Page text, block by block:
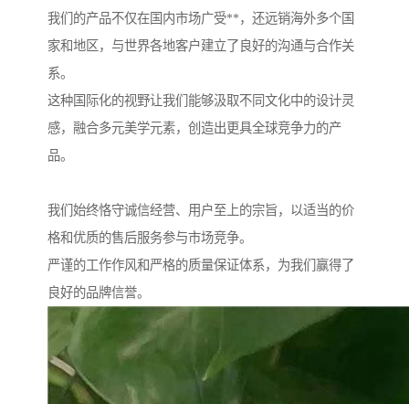
我们的产品不仅在国内市场广受**，还远销海外多个国
家和地区，与世界各地客户建立了良好的沟通与合作关
系。
这种国际化的视野让我们能够汲取不同文化中的设计灵
感，融合多元美学元素，创造出更具全球竞争力的产
品。
我们始终恪守诚信经营、用户至上的宗旨，以适当的价
格和优质的售后服务参与市场竞争。
严谨的工作作风和严格的质量保证体系，为我们赢得了
良好的品牌信誉。